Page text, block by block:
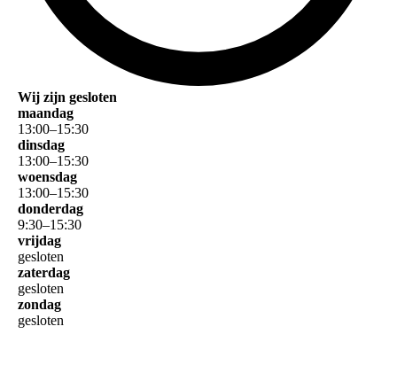
Wij zijn gesloten
maandag
13:00–15:30
dinsdag
13:00–15:30
woensdag
13:00–15:30
donderdag
9:30–15:30
vrijdag
gesloten
zaterdag
gesloten
zondag
gesloten